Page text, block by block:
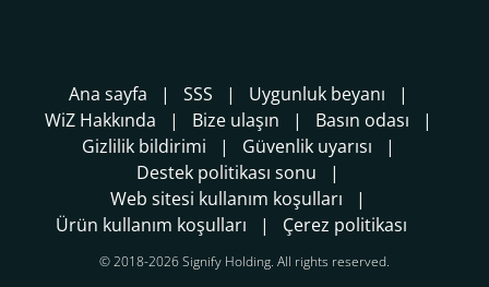
Ana sayfa SSS
Uygunluk beyanı
WiZ Hakkında
Bize ulaşın
Basın odası
Gizlilik bildirimi
Güvenlik uyarısı
Destek politikası sonu
Web sitesi kullanım koşulları
Ürün kullanım koşulları
Çerez politikası
© 2018-2026 Signify Holding. All rights reserved.